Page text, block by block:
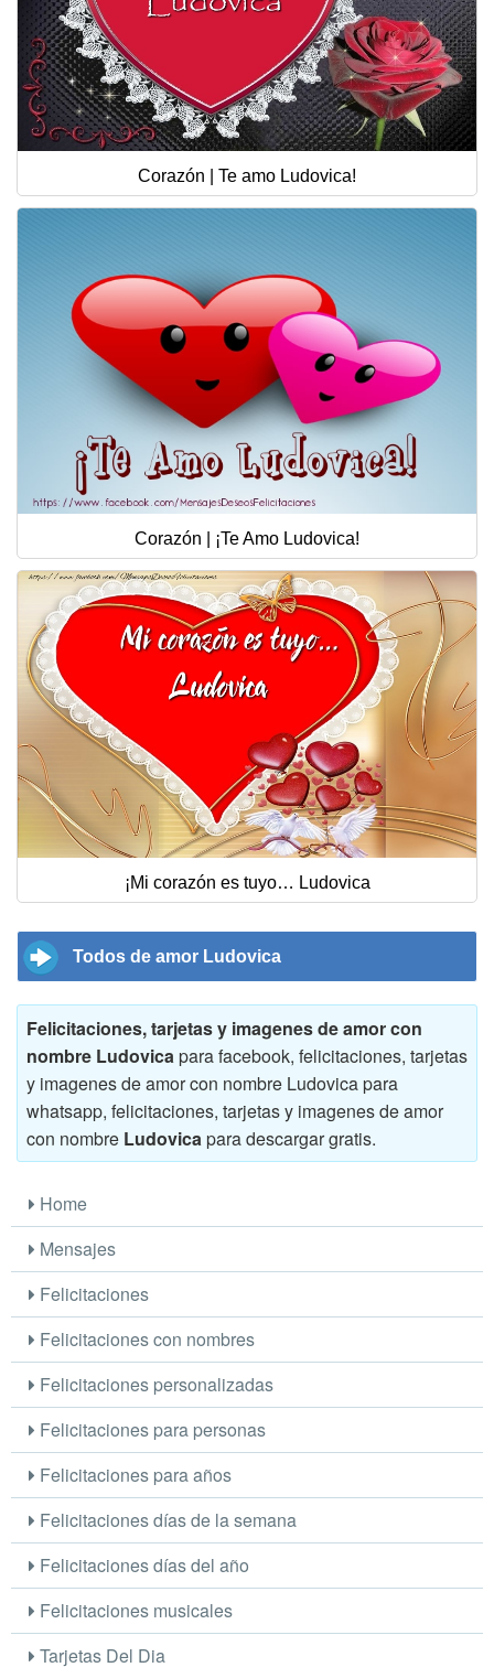
Corazón | Te amo Ludovica!
Corazón | ¡Te Amo Ludovica!
¡Mi corazón es tuyo… Ludovica
Todos de amor Ludovica
Felicitaciones, tarjetas y imagenes de amor con
nombre Ludovicapara facebook, felicitaciones, tarjetas
y imagenes de amor con nombre Ludovica para
whatsapp, felicitaciones, tarjetas y imagenes de amor
con nombre Ludovicapara descargar gratis.
Home
Mensajes
Felicitaciones
Felicitaciones con nombres
Felicitaciones personalizadas
Felicitaciones para personas
Felicitaciones para años
Felicitaciones días de la semana
Felicitaciones días del año
Felicitaciones musicales
Tarjetas Del Dia